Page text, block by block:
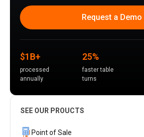
Request a Demo
$1B+
processed
annually
25%
faster table
turns
SEE OUR PROUCTS
Point of Sale